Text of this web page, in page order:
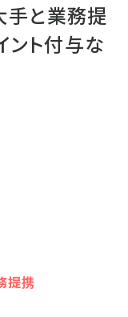
手と業務提
ト付与な
提携